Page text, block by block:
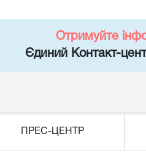
Отримуйте
Єдиний Контакт-
ПРЕС-ЦЕНТР